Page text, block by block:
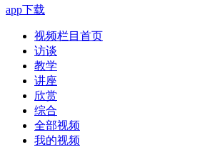
app下载
视频栏目首页
访谈
教学
讲座
欣赏
综合
全部视频
我的视频